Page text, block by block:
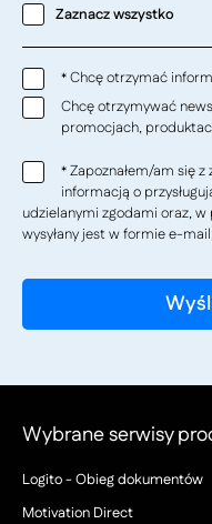
Zaznacz wszystko
*Chcę otrzymać
Chcę otrzymywać
promocjach,
*Zapoznałem/am się
informacją o
udzielanymi zgodami oraz,
wysyłany jest w formie e-
Wybrane serwisy
Logito - Obieg dokumentów
Motivation Direct